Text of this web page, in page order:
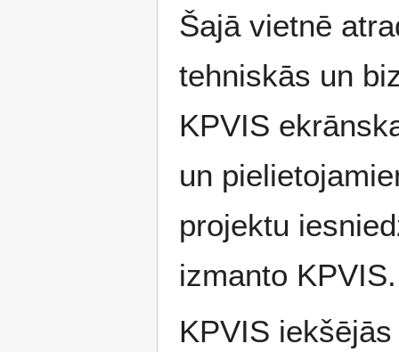
Šajā vietnē
tehniskās un
KPVIS
un
projektu
izmanto KPVIS.
KPVIS